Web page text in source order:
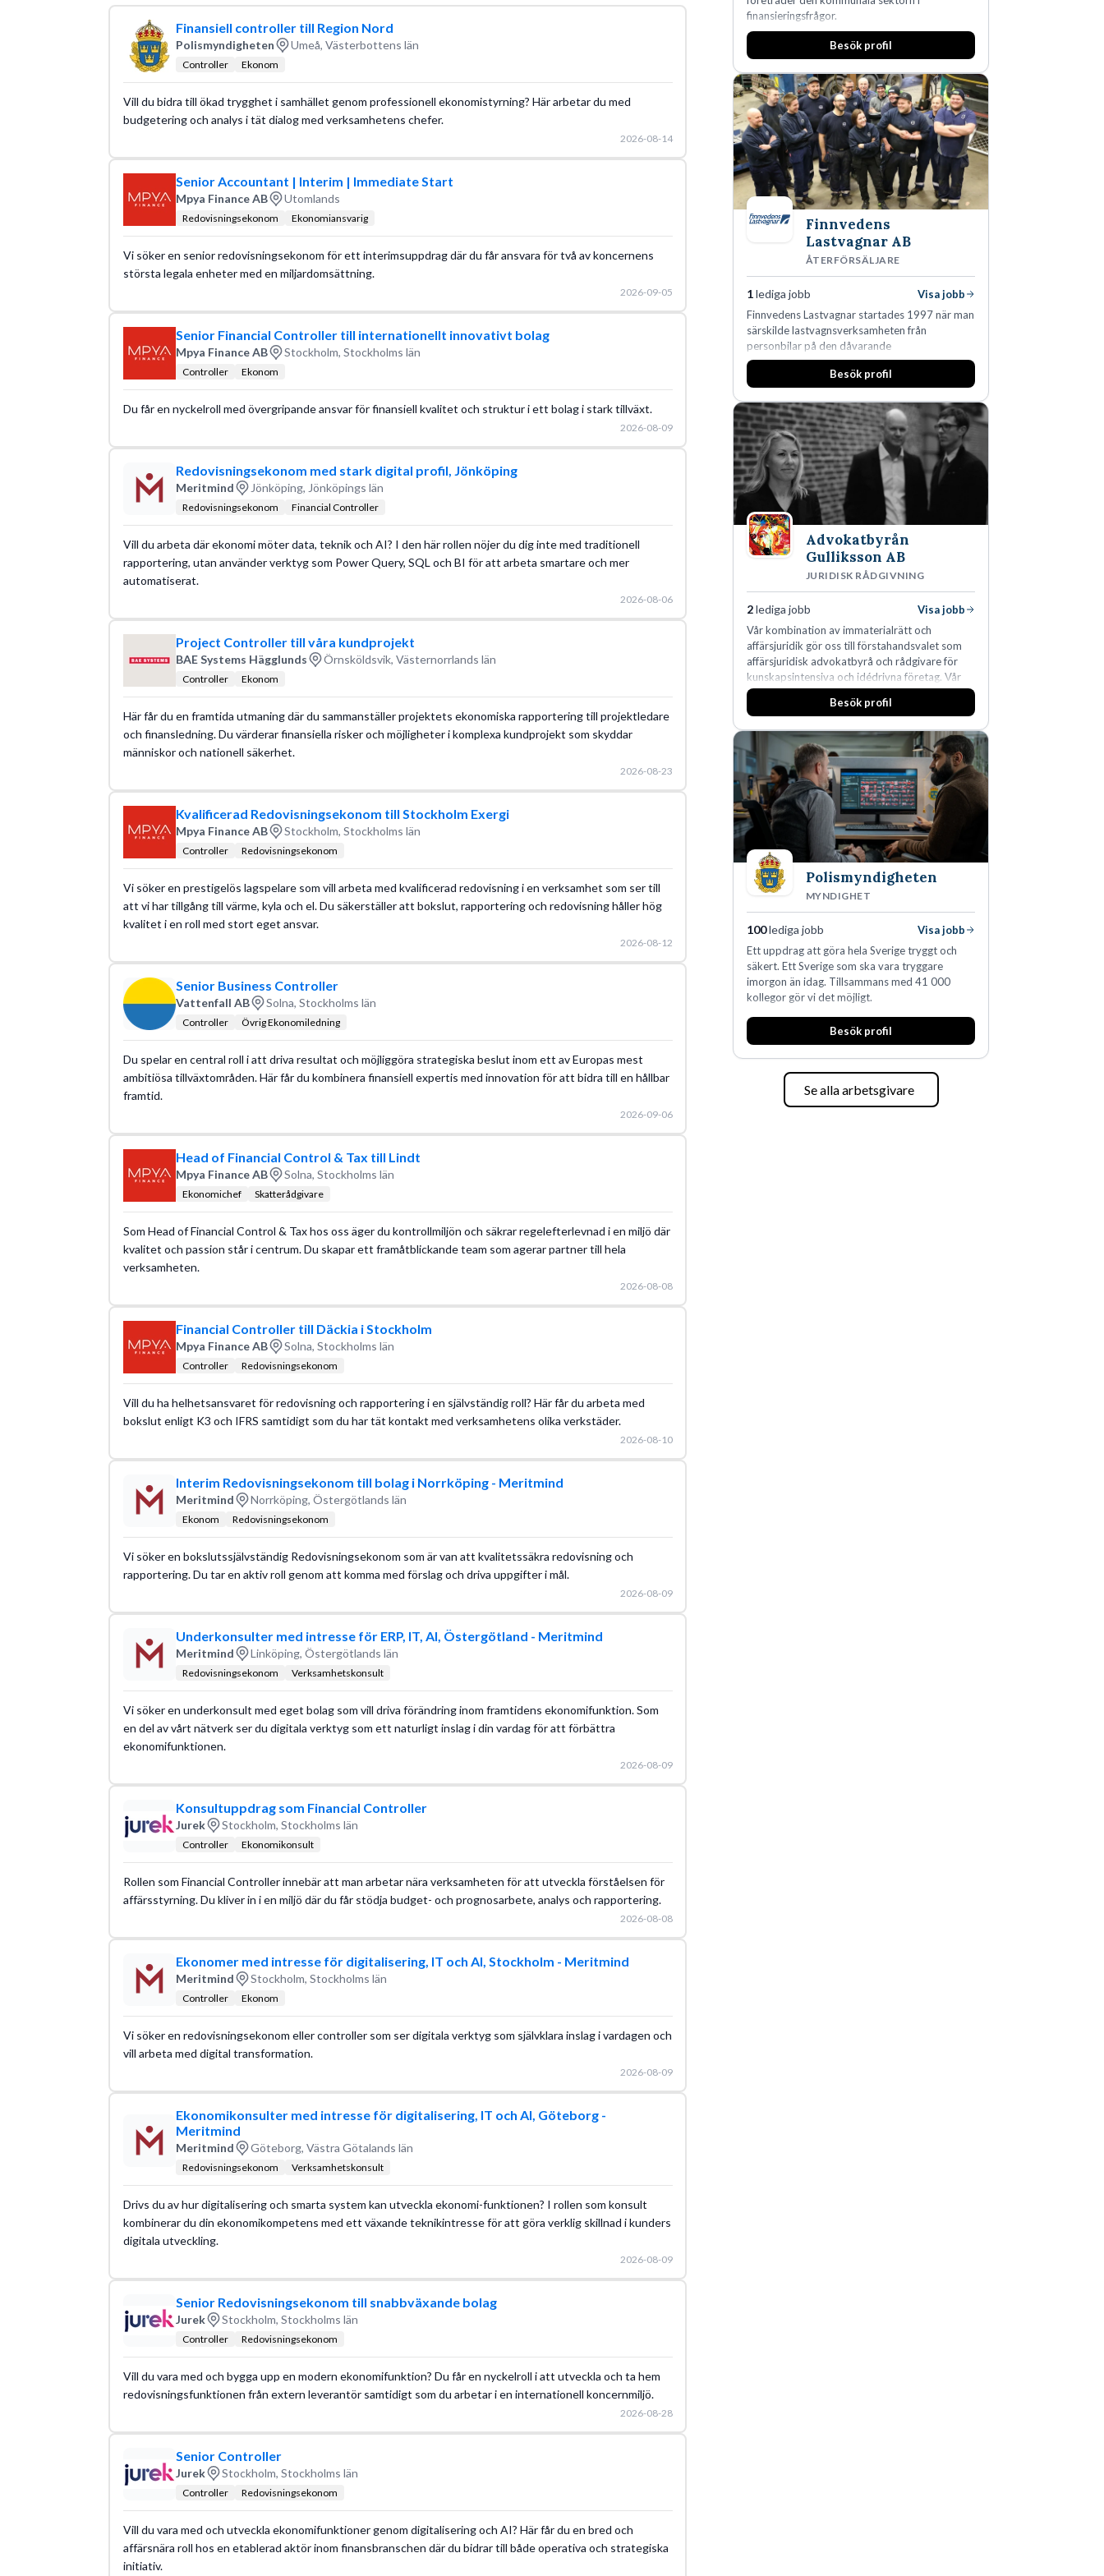
Läs mer om yrket:
Finansiell controller till Region Nord
Polismyndigheten Umeå, Västerbottens län
Controller Ekonom
Vill du bidra till ökad trygghet i samhället genom professionell ekonomistyrning? Här arbetar du med
budgetering och analys i tät dialog med verksamhetens chefer.
2026-08-14
Senior Accountant | Interim | Immediate Start
Mpya Finance AB Utomlands
Redovisningsekonom Ekonomiansvarig
Vi söker en senior redovisningsekonom för ett interimsuppdrag där du får ansvara för två av koncernens
största legala enheter med en miljardomsättning.
2026-09-05
Senior Financial Controller till internationellt innovativt bolag
Mpya Finance AB Stockholm, Stockholms län
Controller Ekonom
Du får en nyckelroll med övergripande ansvar för finansiell kvalitet och struktur i ett bolag i stark tillväxt.
2026-08-09
Redovisningsekonom med stark digital profil, Jönköping
Meritmind Jönköping, Jönköpings län
Redovisningsekonom Financial Controller
Vill du arbeta där ekonomi möter data, teknik och AI? I den här rollen nöjer du dig inte med traditionell
rapportering, utan använder verktyg som Power Query, SQL och BI för att arbeta smartare och mer
automatiserat.
2026-08-06
Project Controller till våra kundprojekt
BAE Systems Hägglunds Örnsköldsvik, Västernorrlands län
Controller Ekonom
Här får du en framtida utmaning där du sammanställer projektets ekonomiska rapportering till projektledare
och finansledning. Du värderar finansiella risker och möjligheter i komplexa kundprojekt som skyddar
människor och nationell säkerhet.
2026-08-23
Kvalificerad Redovisningsekonom till Stockholm Exergi
Mpya Finance AB Stockholm, Stockholms län
Controller Redovisningsekonom
Vi söker en prestigelös lagspelare som vill arbeta med kvalificerad redovisning i en verksamhet som ser till
att vi har tillgång till värme, kyla och el. Du säkerställer att bokslut, rapportering och redovisning håller hög
kvalitet i en roll med stort eget ansvar.
2026-08-12
Senior Business Controller
Vattenfall AB Solna, Stockholms län
Controller Övrig Ekonomiledning
Du spelar en central roll i att driva resultat och möjliggöra strategiska beslut inom ett av Europas mest
ambitiösa tillväxtområden. Här får du kombinera finansiell expertis med innovation för att bidra till en hållbar
framtid.
2026-09-06
Head of Financial Control & Tax till Lindt
Mpya Finance AB Solna, Stockholms län
Ekonomichef Skatterådgivare
Som Head of Financial Control & Tax hos oss äger du kontrollmiljön och säkrar regelefterlevnad i en miljö där
kvalitet och passion står i centrum. Du skapar ett framåtblickande team som agerar partner till hela
verksamheten.
2026-08-08
Financial Controller till Däckia i Stockholm
Mpya Finance AB Solna, Stockholms län
Controller Redovisningsekonom
Vill du ha helhetsansvaret för redovisning och rapportering i en självständig roll? Här får du arbeta med
bokslut enligt K3 och IFRS samtidigt som du har tät kontakt med verksamhetens olika verkstäder.
2026-08-10
Interim Redovisningsekonom till bolag i Norrköping - Meritmind
Meritmind Norrköping, Östergötlands län
Ekonom Redovisningsekonom
Vi söker en bokslutssjälvständig Redovisningsekonom som är van att kvalitetssäkra redovisning och
rapportering. Du tar en aktiv roll genom att komma med förslag och driva uppgifter i mål.
2026-08-09
Underkonsulter med intresse för ERP, IT, AI, Östergötland - Meritmind
Meritmind Linköping, Östergötlands län
Redovisningsekonom Verksamhetskonsult
Vi söker en underkonsult med eget bolag som vill driva förändring inom framtidens ekonomifunktion. Som
en del av vårt nätverk ser du digitala verktyg som ett naturligt inslag i din vardag för att förbättra
ekonomifunktionen.
2026-08-09
Konsultuppdrag som Financial Controller
Jurek Stockholm, Stockholms län
Controller Ekonomikonsult
Rollen som Financial Controller innebär att man arbetar nära verksamheten för att utveckla förståelsen för
affärsstyrning. Du kliver in i en miljö där du får stödja budget- och prognosarbete, analys och rapportering.
2026-08-08
Ekonomer med intresse för digitalisering, IT och AI, Stockholm - Meritmind
Meritmind Stockholm, Stockholms län
Controller Ekonom
Vi söker en redovisningsekonom eller controller som ser digitala verktyg som självklara inslag i vardagen och
vill arbeta med digital transformation.
2026-08-09
Ekonomikonsulter med intresse för digitalisering, IT och AI, Göteborg -
Meritmind
Meritmind Göteborg, Västra Götalands län
Redovisningsekonom Verksamhetskonsult
Drivs du av hur digitalisering och smarta system kan utveckla ekonomi-funktionen? I rollen som konsult
kombinerar du din ekonomikompetens med ett växande teknikintresse för att göra verklig skillnad i kunders
digitala utveckling.
2026-08-09
Senior Redovisningsekonom till snabbväxande bolag
Jurek Stockholm, Stockholms län
Controller Redovisningsekonom
Vill du vara med och bygga upp en modern ekonomifunktion? Du får en nyckelroll i att utveckla och ta hem
redovisningsfunktionen från extern leverantör samtidigt som du arbetar i en internationell koncernmiljö.
2026-08-28
Senior Controller
Jurek Stockholm, Stockholms län
Controller Redovisningsekonom
Vill du vara med och utveckla ekonomifunktioner genom digitalisering och AI? Här får du en bred och
affärsnära roll hos en etablerad aktör inom finansbranschen där du bidrar till både operativa och strategiska
initiativ.
finansieringsfrågor.
Besök profil
Finnvedens
Lastvagnar AB
ÅTERFÖRSÄLJARE
1lediga jobb
Visa jobb
Finnvedens Lastvagnar startades 1997 när man
särskilde lastvagnsverksamheten från
personbilar på den dåvarande
huvudanläggningen i Värnamo. Sedan dess har
man expanderat kraftigt genom ett antal
den största privata återförsäljaren av Volvo
Lastvagnar och finns representerade på 20
orter i södra Sverige.
Besök profil
Advokatbyrån
Gulliksson AB
JURIDISK RÅDGIVNING
2lediga jobb
Visa jobb
Vår kombination av immaterialrätt och
affärsjuridik gör oss till förstahandsvalet som
affärsjuridisk advokatbyrå och rådgivare för
kunskapsintensiva och idédrivna företag. Vår
expertis inom IP-tillgångar har gett oss en
marknadsledande position. Våra klienter väljer
skydda, utveckla och kommersialisera
företagets viktigaste tillgångar.
Besök profil
Polismyndigheten
MYNDIGHET
100lediga jobb
Visa jobb
Ett uppdrag att göra hela Sverige tryggt och
säkert. Ett Sverige som ska vara tryggare
imorgon än idag. Tillsammans med 41 000
kollegor gör vi det möjligt.
Besök profil
Se alla arbetsgivare